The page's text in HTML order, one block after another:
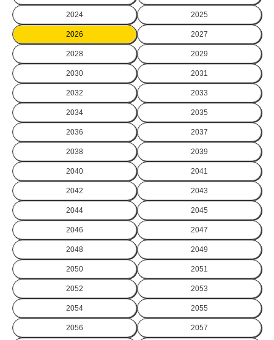
2024 2025
2026 2027
2028 2029
2030 2031
2032 2033
2034 2035
2036 2037
2038 2039
2040 2041
2042 2043
2044 2045
2046 2047
2048 2049
2050 2051
2052 2053
2054 2055
2056 2057